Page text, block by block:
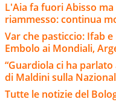
L'Aia fa fuori Abisso
riammesso: continua
Var che pasticcio: Ifab
Embolo ai Mondiali,
“Guardiola ci ha
di Maldini sulla
Tutte le notizie del